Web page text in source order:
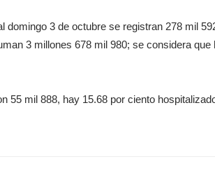
domingo 3 de octubre se registran 278 mil
3 millones 678 mil 980; se considera que
55 mil 888, hay 15.68 por ciento